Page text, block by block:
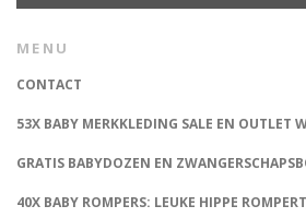
MENU
CONTACT
53X BABY MERKKLEDING SALE EN OUTLET
GRATIS BABYDOZEN EN
40X BABY ROMPERS: LEUKE HIPPE